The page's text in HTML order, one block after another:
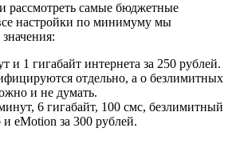
рассмотреть самые бюджетные
настройки по минимуму мы
и 1 гигабайт интернета за 250 рублей.
отдельно, а о безлимитных
и не думать.
6 гигабайт, 100 смс, безлимитный
eMotion за 300 рублей.